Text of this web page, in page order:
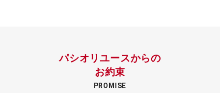
パシオリユースからの
お約束
PROMISE